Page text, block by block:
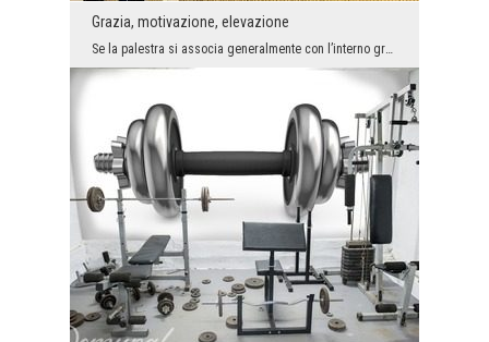
Grazia, motivazione, elevazione
Se la palestra si associa generalmente con l’interno grezzo, senza anima e mantenuto nelle tonali...